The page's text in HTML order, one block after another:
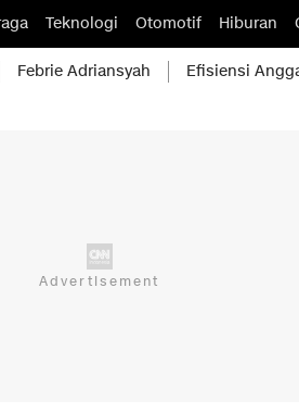
Teknologi Otomotif Hiburan
Febrie Adriansyah Efisiensi